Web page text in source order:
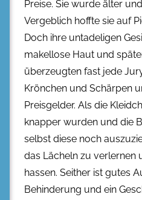
Preise. Sie wurde älter
Vergeblich hoffte sie auf
Doch ihre untadeligen
makellose Haut und
überzeugten fast jede
Krönchen und Schärpen
Preisgelder. Als die
knapper wurden und die
selbst diese noch
das Lächeln zu verlernen
hassen. Seither ist gutes
Behinderung und ein